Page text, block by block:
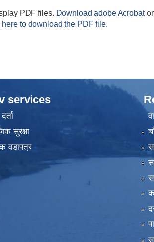
PDF files. Download adobe Acrobator
here to download the PDF file.
services
सुरक्षा
वडापत्र